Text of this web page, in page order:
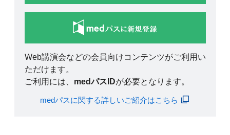
Web講演会などの会員向けコンテンツがご利用い
ただけます。
ご利用には、 medパスIDが必要となります。
medパスに関する詳しいご紹介はこちら